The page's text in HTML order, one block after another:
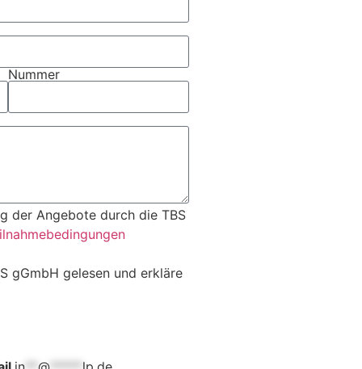
Nummer
der Angebote durch die TBS
gGmbH gelesen und erkläre